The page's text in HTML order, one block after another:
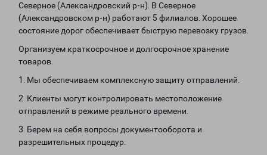
Северное (Александровский р-н). В Северное
(Александровском р-н) работают 5 филиалов. Хорошее
состояние дорог обеспечивает быструю перевозку грузов.
Организуем краткосрочное и долгосрочное хранение
товаров.
1. Мы обеспечиваем комплексную защиту отправлений.
2. Клиенты могут контролировать местоположение
отправлений в режиме реального времени.
3. Берем на себя вопросы документооборота и
разрешительных процедур.